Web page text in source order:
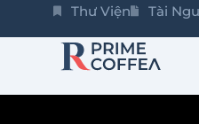
Thư Viện Tài